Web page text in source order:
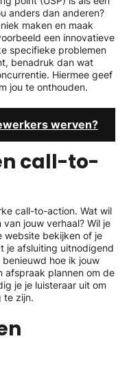
anders dan anderen?
maken en maak
een innovatieve
specifieke problemen
benadruk dan wat
Hiermee geef
jou te onthouden.
werven?
call-to-
call-to-action. Wat wil
jouw verhaal? Wil je
website bekijken of je
je afsluiting uitnodigend
hoe ik jouw
afspraak plannen om de
je je luisteraar uit om
te zijn.